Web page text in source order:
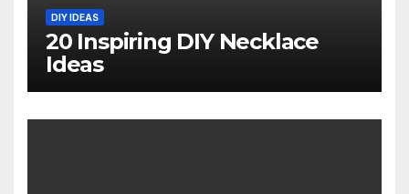
DIY IDEAS
20 Inspiring DIY Necklace
Ideas